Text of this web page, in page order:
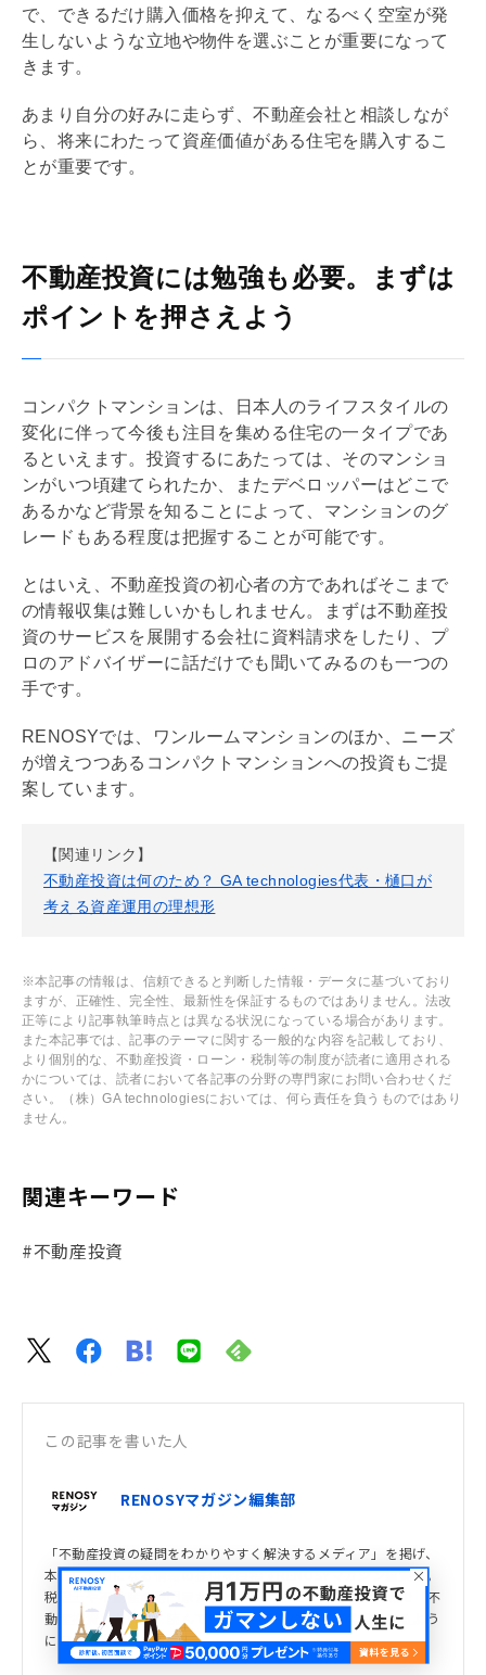
で、できるだけ購入価格を抑えて、なるべく空室が発
生しないような立地や物件を選ぶことが重要になって
きます。
あまり自分の好みに走らず、不動産会社と相談しなが
ら、将来にわたって資産価値がある住宅を購入するこ
とが重要です。
不動産投資には勉強も必要。まずは
ポイントを押さえよう
コンパクトマンションは、日本人のライフスタイルの
変化に伴って今後も注目を集める住宅の一タイプであ
るといえます。投資するにあたっては、そのマンショ
ンがいつ頃建てられたか、また デベロッパーはどこで
あるかなど背景を知ることによって、マンションのグ
レードもある程度は把握することが可能です。
とはいえ、不動産投資の初心者の方であればそこまで
の情報収集は難しいかもしれません。まずは不動産投
資のサービスを展開する会社に資料請求をしたり、プ
ロのアドバイザーに話だけでも聞いてみるのも一つの
手です。
RENOSYでは、ワンルームマンションのほか、ニーズ
が増えつつあるコンパクトマンションへの投資もご提
案しています。
【関連リンク】
不動産投資は何のため？ GA technologies代表・樋口が
考える資産運用の理想形
※本記事の情報は、信頼できると判断した情報・データに基づいており
ますが、正確性、完全性、最新性を保証するものではありません。法改
正等により記事執筆時点とは異なる状況になっている場合があります。
また本記事では、記事のテーマに関する一般的な内容を記載しており、
より個別的な、不動産投資・ローン・税制等の制度が読者に適用される
かについては、読者において各記事の分野の専門家にお問い合わせくだ
さい。（株）GA technologiesにおいては、何ら責任を負うものではあり
ません。
関連キーワード
#不動産投資
この記事を書いた人
RENOSYマガジン編集部
「不動産投資の疑問をわかりやすく解決するメディア」を掲げ、
本当にためになる情報の提供を目指すRENOSYマガジン編集部。
税理士や不動産の専門家たちと共に、中立・客観的な視点で「不
動産投資」を解説、読んでいる人が自分の意思で選択できるよう
に日々活動している。